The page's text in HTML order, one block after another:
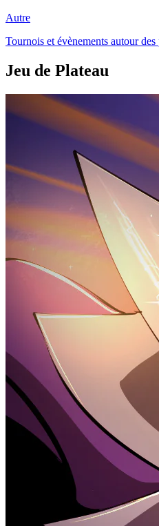
Autre
Tournois et évènements autour des
Jeu de Plateau